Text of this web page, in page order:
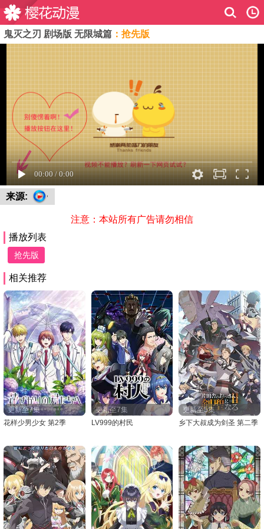
鬼灭之刃 剧场版 无限城篇 ：抢先版
来源:
注意：本站所有广告请勿相信
播放列表
抢先版
相关推荐
更新至7集
花样少男少女 第2季
更新至7集
LV999的村民
更新至5集
乡下大叔成为剑圣 第二季